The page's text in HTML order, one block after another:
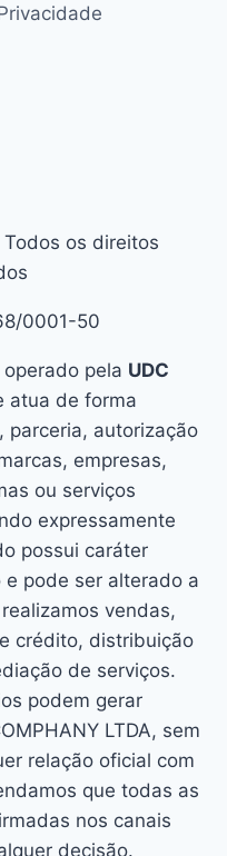
os direitos
0001-50
pela UDC
atua de forma
parceria, autorização
empresas,
ou serviços
expressamente
possui caráter
pode ser alterado a
vendas,
crédito, distribuição
de serviços.
podem gerar
LTDA, sem
relação oficial com
que todas as
nos canais
decisão.